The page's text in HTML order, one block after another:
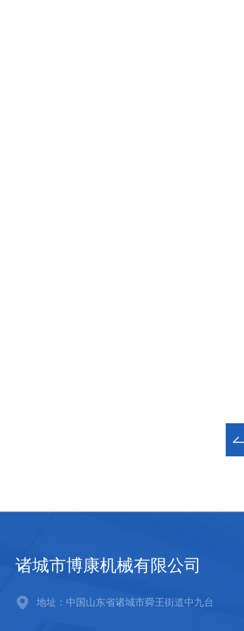
诸城市博康机械有限公司
地址：中国山东省诸城市舜王街道中九台